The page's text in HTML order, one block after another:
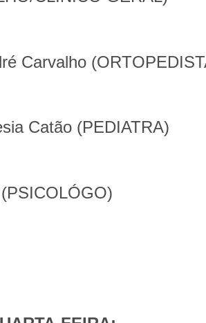
Carvalho
Catão (PEDIATRA)